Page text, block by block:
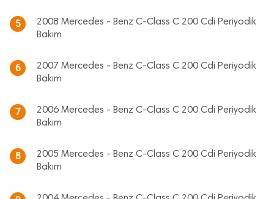
5
2008 Mercedes - Benz C-Class C 200 Cdi Periyodik
Bakım
6
2007 Mercedes - Benz C-Class C 200 Cdi Periyodik
Bakım
7
2006 Mercedes - Benz C-Class C 200 Cdi Periyodik
Bakım
8
2005 Mercedes - Benz C-Class C 200 Cdi Periyodik
Bakım